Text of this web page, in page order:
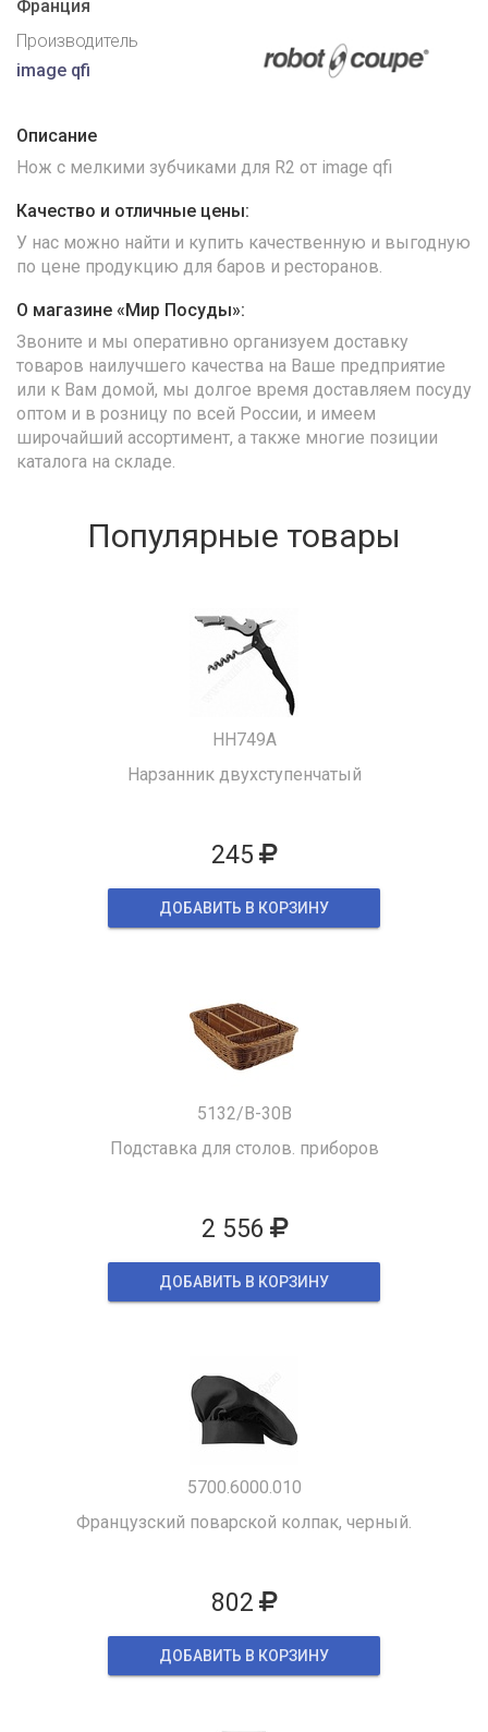
Франция
Производитель
image qfi
Описание
Нож с мелкими зубчиками для R2 от image qfi
Качество и отличные цены:
У нас можно найти и купить качественную и выгодную
по цене продукцию для баров и ресторанов.
О магазине «Мир Посуды»:
Звоните и мы оперативно организуем доставку
товаров наилучшего качества на Ваше предприятие
или к Вам домой, мы долгое время доставляем посуду
оптом и в розницу по всей России, и имеем
широчайший ассортимент, а также многие позиции
каталога на складе.
Популярные товары
HH749A
Нарзанник двухступенчатый
245
ДОБАВИТЬ В КОРЗИНУ
5132/B-30B
Подставка для столов. приборов
2 556
ДОБАВИТЬ В КОРЗИНУ
5700.6000.010
Французский поварской колпак, черный.
802
ДОБАВИТЬ В КОРЗИНУ